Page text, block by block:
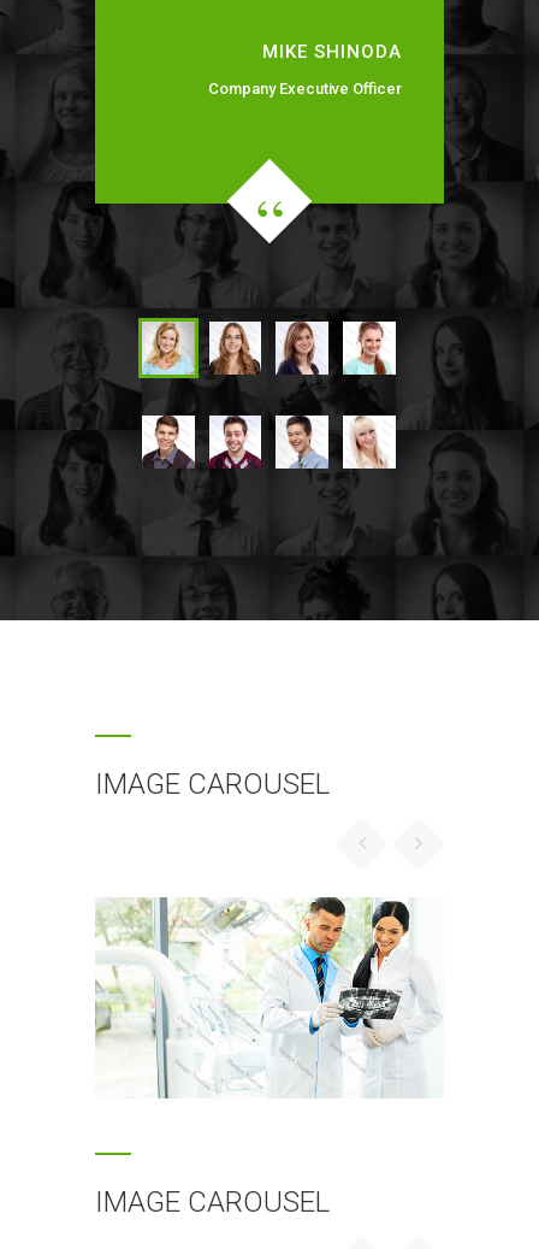
MIKE SHINODA
Company Executive Officer
facilisis fermentum. Aliquam
porttitor mauris sit amet orci.
Aenean dignissim pellentesque
felis. Morbi in sem quis dui
placerat ornare. Pellentesque
odio nisi, euismod in, pharetra
JOHN MILLER
Media Marketing Analyst
Donec nec justo eget felis
facilisis fermentum. Aliquam
porttitor mauris sit amet orci.
PETER JACKSON
Donec nec justo eget felis
facilisis fermentum. Aliquam
porttitor mauris sit amet orci.
Aenean dignissim pellentesque
felis. Morbi in sem quis dui
IMAGE CAROUSEL
IMAGE CAROUSEL